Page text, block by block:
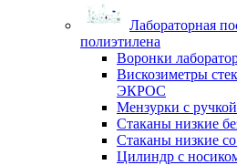
Лабораторная
полиэтилена
Воронки
Вискозиметры
ЭКРОС
Мензурки с ручкой
Стаканы низкие
Стаканы низкие
Цилиндр с